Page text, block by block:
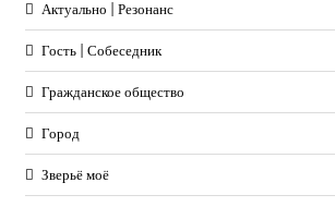
Актуально | Резонанс
Гость | Собеседник
Гражданское общество
Город
Зверьё моё